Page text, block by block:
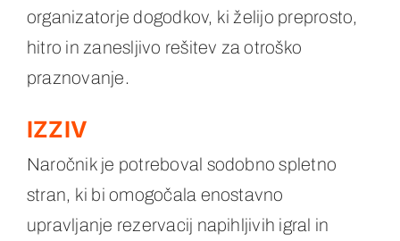
organizatorje dogodkov, ki želijo preprosto,
hitro in zanesljivo rešitev za otroško
praznovanje.
IZZIV
Naročnik je potreboval sodobno spletno
stran, ki bi omogočala enostavno
upravljanje rezervacij napihljivih igral in